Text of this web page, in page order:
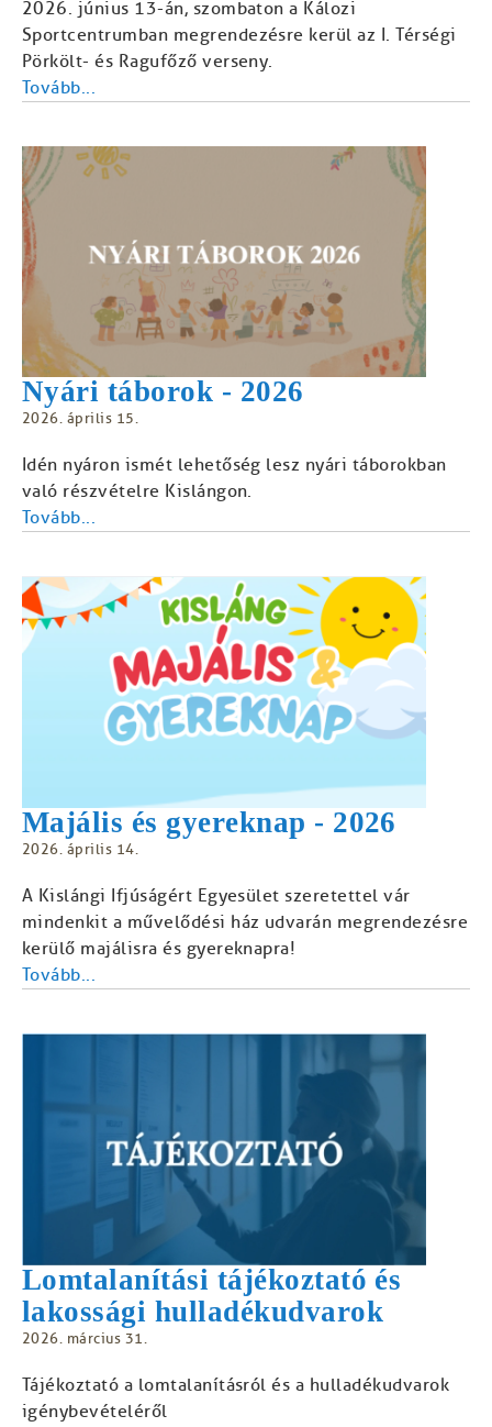
2026. június 13-án, szombaton a Kálozi
Sportcentrumban megrendezésre kerül az I. Térségi
Pörkölt- és Ragufőző verseny.
Tovább...
Nyári táborok - 2026
2026. április 15.
Idén nyáron ismét lehetőség lesz nyári táborokban
való részvételre Kislángon.
Tovább...
Majális és gyereknap - 2026
2026. április 14.
A Kislángi Ifjúságért Egyesület szeretettel vár
mindenkit a művelődési ház udvarán megrendezésre
kerülő majálisra és gyereknapra!
Tovább...
Lomtalanítási tájékoztató és
lakossági hulladékudvarok
2026. március 31.
Tájékoztató a lomtalanításról és a hulladékudvarok
igénybevételéről